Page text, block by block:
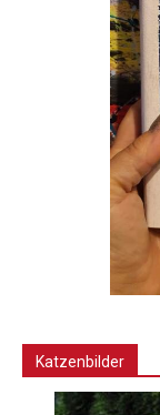
Katzenbilder